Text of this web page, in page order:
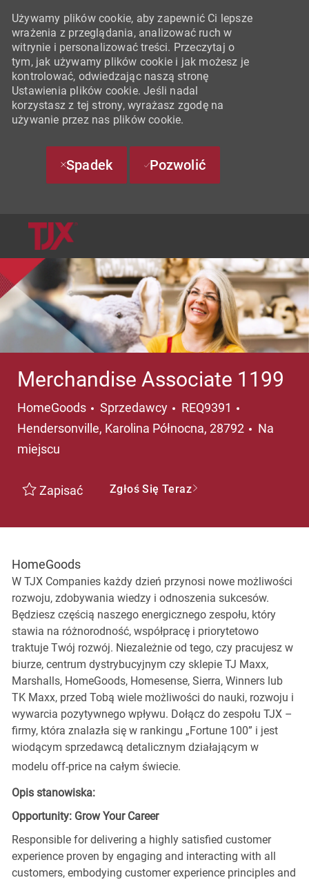
Używamy plików cookie, aby zapewnić Ci lepsze
wrażenia z przeglądania, analizować ruch w
witrynie i personalizować treści. Przeczytaj o
tym, jak używamy plików cookie i jak możesz je
kontrolować, odwiedzając naszą stronę
Ustawienia plików cookie. Jeśli nadal
korzystasz z tej strony, wyrażasz zgodę na
używanie przez nas plików cookie.
Spadek Pozwolić
Merchandise Associate 1199
HomeGoods Kategoria
Sprzedawcy REQ9391
Hendersonville, Karolina Północna, 28792
Na
miejscu
Zapisać Zgłoś Się Teraz
HomeGoods
W TJX Companies każdy dzień przynosi nowe możliwości
rozwoju, zdobywania wiedzy i odnoszenia sukcesów.
Będziesz częścią naszego energicznego zespołu, który
stawia na różnorodność, współpracę i priorytetowo
traktuje Twój rozwój. Niezależnie od tego, czy pracujesz w
biurze, centrum dystrybucyjnym czy sklepie TJ Maxx,
Marshalls, HomeGoods, Homesense, Sierra, Winners lub
TK Maxx, przed Tobą wiele możliwości do nauki, rozwoju i
wywarcia pozytywnego wpływu. Dołącz do zespołu TJX –
firmy, która znalazła się w rankingu „Fortune 100” i jest
wiodącym sprzedawcą detalicznym działającym w
modelu off-price na całym świecie.
Opis stanowiska:
Opportunity: Grow Your Career
Responsible for delivering a highly satisfied customer
experience proven by engaging and interacting with all
customers, embodying customer experience principles and